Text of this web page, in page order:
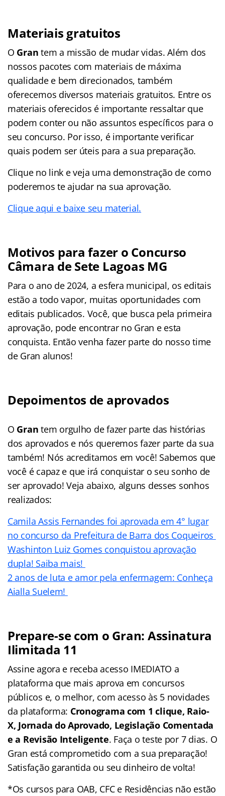
Materiais gratuitos
O Grantem a missão de mudar vidas. Além dos
nossos pacotes com materiais de máxima
qualidade e bem direcionados, também
oferecemos diversos materiais gratuitos. Entre os
materiais oferecidos é importante ressaltar que
podem conter ou não assuntos específicos para o
seu concurso. Por isso, é importante verificar
quais podem ser úteis para a sua preparação.
Clique no link e veja uma demonstração de como
poderemos te ajudar na sua aprovação.
Clique aqui e baixe seu material.
Motivos para fazer o Concurso
Câmara de Sete Lagoas MG
Para o ano de 2024, a esfera municipal, os editais
estão a todo vapor, muitas oportunidades com
editais publicados. Você, que busca pela primeira
aprovação, pode encontrar no Gran e esta
conquista. Então venha fazer parte do nosso time
de Gran alunos!
Depoimentos de aprovados
O Gran tem orgulho de fazer parte das histórias
dos aprovados e nós queremos fazer parte da sua
também! Nós acreditamos em você! Sabemos que
você é capaz e que irá conquistar o seu sonho de
ser aprovado! Veja abaixo, alguns desses sonhos
realizados:
Camila Assis Fernandes foi aprovada em 4° lugar
no concurso da Prefeitura de Barra dos Coqueiros
Washinton Luiz Gomes conquistou aprovação
dupla! Saiba mais!
2 anos de luta e amor pela enfermagem: Conheça
Aialla Suelem!
Prepare-se com o Gran: Assinatura
Ilimitada 11
Assine agora e receba acesso IMEDIATO a
plataforma que mais aprova em concursos
públicos e, o melhor, com acesso às 5 novidades
da plataforma: Cronograma com 1 clique, Raio-
X, Jornada do Aprovado, Legislação Comentada
e a Revisão Inteligente. Faça o teste por 7 dias. O
Gran está comprometido com a sua preparação!
Satisfação garantida ou seu dinheiro de volta!
*Os cursos para OAB, CFC e Residências não estão